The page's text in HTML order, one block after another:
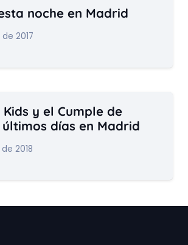
noche en Madrid
2017
y el Cumple de
días en Madrid
2018